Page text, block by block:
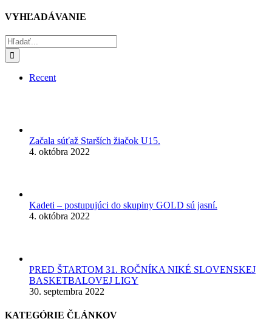
VYHĽADÁVANIE
Hľadať:
Recent
Začala súťaž Starších žiačok U15.
4. októbra 2022
Kadeti – postupujúci do skupiny GOLD sú jasní.
4. októbra 2022
PRED ŠTARTOM 31. ROČNÍKA NIKÉ SLOVENSKEJ
BASKETBALOVEJ LIGY
30. septembra 2022
KATEGÓRIE ČLÁNKOV